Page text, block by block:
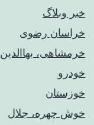
خبر وبلاگ
خراسان رضوی
خرمشاهی، بهاالدین
خودرو
خوزستان
خوش چهره، جلال